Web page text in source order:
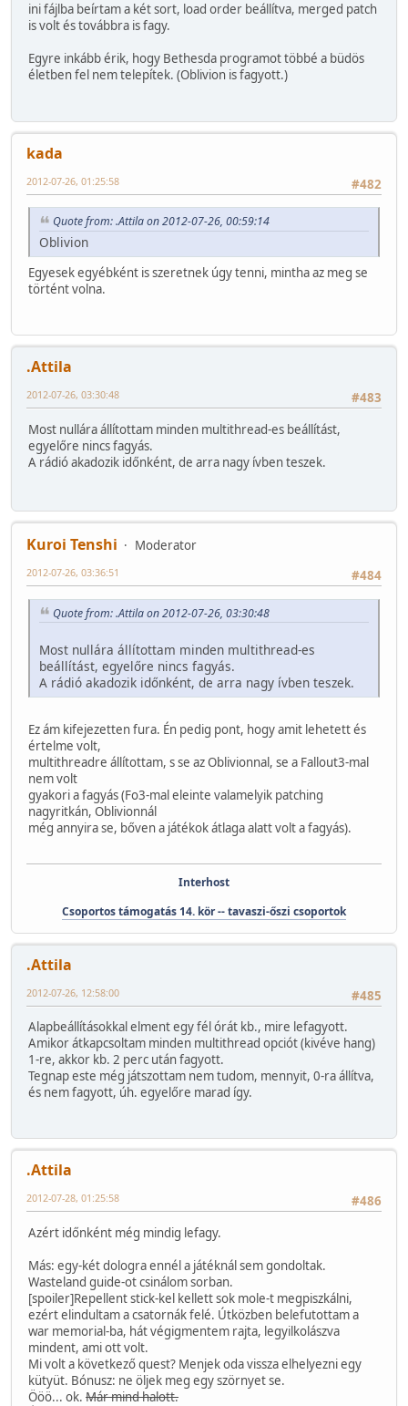
ini fájlba beírtam a két sort, load order beállítva, merged patch
is volt és továbbra is fagy.
Egyre inkább érik, hogy Bethesda programot többé a büdös
életben fel nem telepítek. (Oblivion is fagyott.)
kada
#482
2012-07-26, 01:25:58
Quote from: .Attila on 2012-07-26, 00:59:14
Oblivion
Egyesek egyébként is szeretnek úgy tenni, mintha az meg se
történt volna.
.Attila
#483
2012-07-26, 03:30:48
Most nullára állítottam minden multithread-es beállítást,
egyelőre nincs fagyás.
A rádió akadozik időnként, de arra nagy ívben teszek.
Kuroi Tenshi
Moderator
#484
2012-07-26, 03:36:51
Quote from: .Attila on 2012-07-26, 03:30:48
Most nullára állítottam minden multithread-es
beállítást, egyelőre nincs fagyás.
A rádió akadozik időnként, de arra nagy ívben teszek.
Ez ám kifejezetten fura. Én pedig pont, hogy amit lehetett és
értelme volt,
multithreadre állítottam, s se az Oblivionnal, se a Fallout3-mal
nem volt
gyakori a fagyás (Fo3-mal eleinte valamelyik patching
nagyritkán, Oblivionnál
még annyira se, bőven a játékok átlaga alatt volt a fagyás).
Interhost
Csoportos támogatás 14. kör -- tavaszi-őszi csoportok
.Attila
#485
2012-07-26, 12:58:00
Alapbeállításokkal elment egy fél órát kb., mire lefagyott.
Amikor átkapcsoltam minden multithread opciót (kivéve hang)
1-re, akkor kb. 2 perc után fagyott.
Tegnap este még játszottam nem tudom, mennyit, 0-ra állítva,
és nem fagyott, úh. egyelőre marad így.
.Attila
#486
2012-07-28, 01:25:58
Azért időnként még mindig lefagy.
Más: egy-két dologra ennél a játéknál sem gondoltak.
Wasteland guide-ot csinálom sorban.
[spoiler]Repellent stick-kel kellett sok mole-t megpiszkálni,
ezért elindultam a csatornák felé. Útközben belefutottam a
war memorial-ba, hát végigmentem rajta, legyilkolászva
mindent, ami ott volt.
Mi volt a következő quest? Menjek oda vissza elhelyezni egy
kütyüt. Bónusz: ne öljek meg egy szörnyet se.
Ööö... ok. Már mind halott.